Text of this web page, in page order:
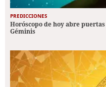
PREDICCIONES
Horóscopo de hoy abre
Géminis